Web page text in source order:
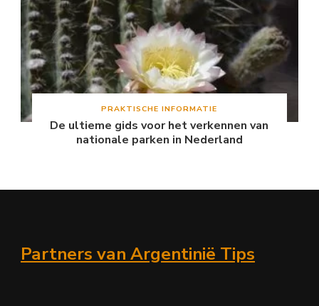
PRAKTISCHE INFORMATIE
De ultieme gids voor het verkennen van
nationale parken in Nederland
Partners van Argentinië Tips